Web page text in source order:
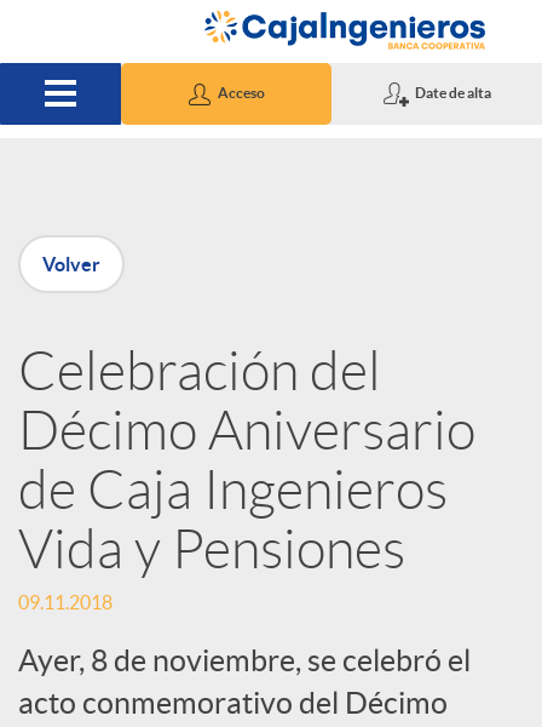
Saltar al contenido principal
Acceso Date de alta
P
u
b
l
i
c
a
Volver
Celebración del
Décimo Aniversario
de Caja Ingenieros
Vida y Pensiones
09.11.2018
Ayer, 8 de noviembre, se celebró el
acto conmemorativo del Décimo